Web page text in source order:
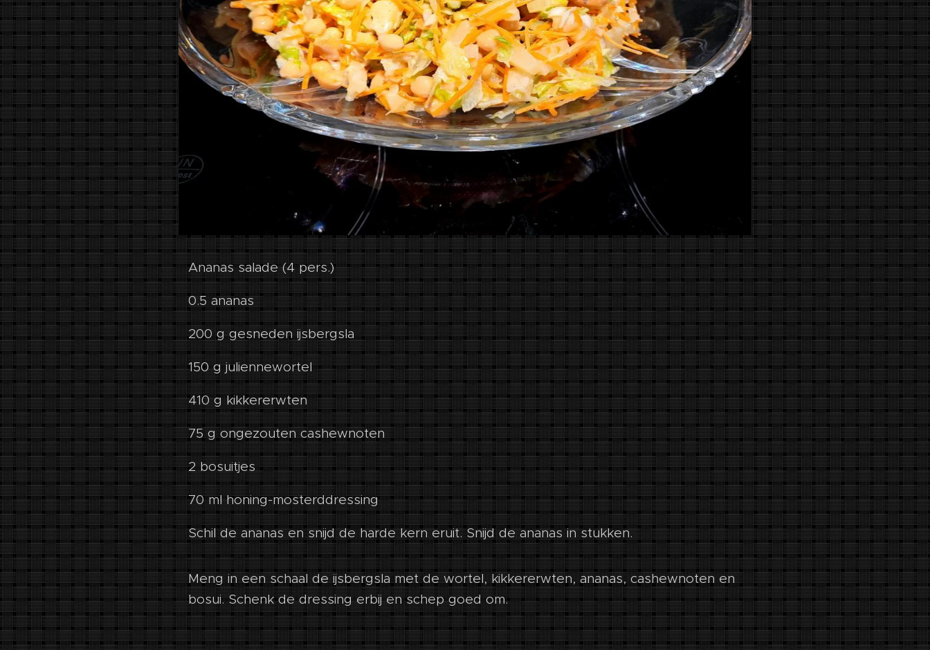
Ananas salade (4 pers.)
0.5 ananas
200 g gesneden ijsbergsla
150 g juliennewortel
410 g kikkererwten
75 g ongezouten cashewnoten
2 bosuitjes
70 ml honing-mosterddressing
Schil de ananas en snijd de harde kern eruit. Snijd de ananas in stukken.
Meng in een schaal de ijsbergsla met de wortel, kikkererwten, ananas, cashewnoten en
bosui. Schenk de dressing erbij en schep goed om.